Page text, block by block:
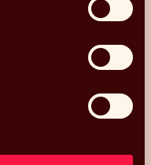
con
.Podéis